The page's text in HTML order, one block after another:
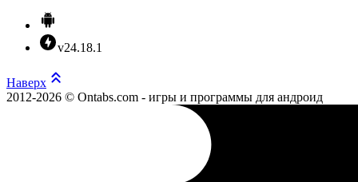
v24.18.1
Наверх
2012-2026 © Ontabs.com - игры и программы для андроид